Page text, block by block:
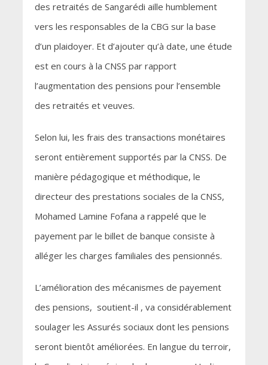
des retraités de Sangarédi aille humblement
vers les responsables de la CBG sur la base
d’un plaidoyer. Et d’ajouter qu’à date, une étude
est en cours à la CNSS par rapport
l’augmentation des pensions pour l’ensemble
des retraités et veuves.
Selon lui, les frais des transactions monétaires
seront entièrement supportés par la CNSS. De
manière pédagogique et méthodique, le
directeur des prestations sociales de la CNSS,
Mohamed Lamine Fofana a rappelé que le
payement par le billet de banque consiste à
alléger les charges familiales des pensionnés.
L’amélioration des mécanismes de payement
des pensions, soutient-il , va considérablement
soulager les Assurés sociaux dont les pensions
seront bientôt améliorées. En langue du terroir,